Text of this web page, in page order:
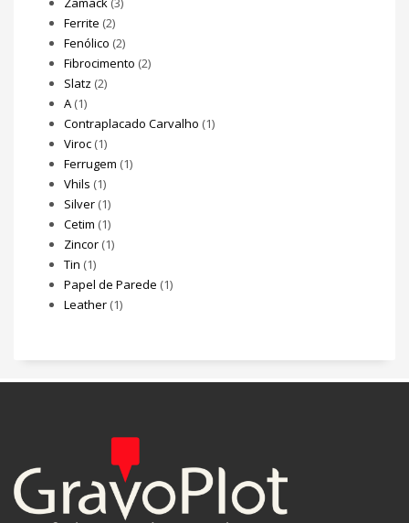
Ferrite (2)
Fenólico (2)
Fibrocimento (2)
Slatz (2)
A (1)
Contraplacado Carvalho (1)
Viroc (1)
Ferrugem (1)
Vhils (1)
Silver (1)
Cetim (1)
Zincor (1)
Tin (1)
Papel de Parede (1)
Leather (1)